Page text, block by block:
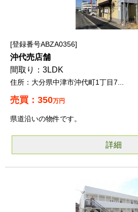
登録番号ABZA0356
沖代売店舗
3LDK
大分県中津市沖代町1丁目7...
350万円
県道沿いの物件です。
詳細